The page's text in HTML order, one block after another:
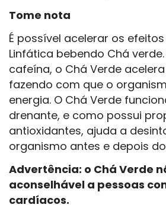
Tome nota
É possível acelerar os
Linfática bebendo Chá
cafeína, o Chá Verde
fazendo com que o
energia. O Chá Verde
drenante, e como possui
antioxidantes, ajuda a
organismo antes e depois
Advertência: o Chá Verde
aconselhável a pessoas
cardíacos.